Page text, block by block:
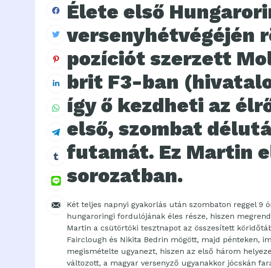
Élete első
versenyhétvégéjén
pozíciót szerzett
brit F3-ban
így ő kezdheti az
első, szombat
futamát. Ez Martin
sorozatban.
Két teljes napnyi gyakorlás után szombaton reggel 9
hungaroringi fordulójának éles része, hiszen
Martin a csütörtöki tesztnapot az összesített
Fairclough és Nikita Bedrin mögött, majd pénteken,
megismételte ugyanezt, hiszen az első három
változott, a magyar versenyző ugyanakkor jócskán